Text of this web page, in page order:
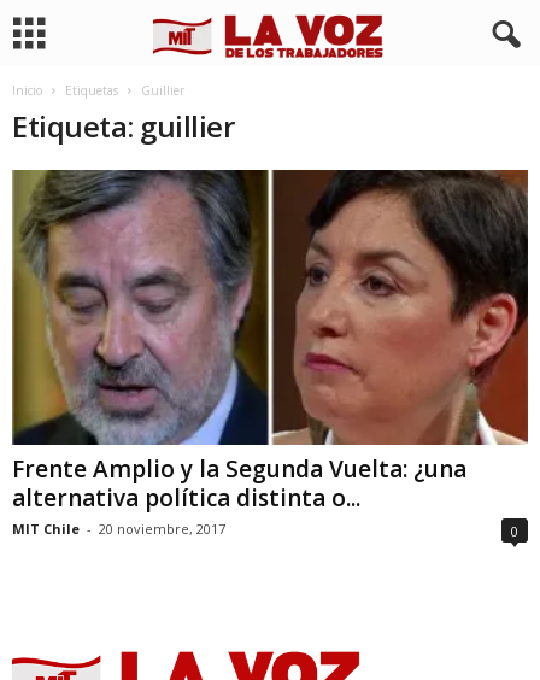
Inicio Etiquetas Guillier
Etiqueta: guillier
Frente Amplio y la Segunda Vuelta: ¿una
alternativa política distinta o...
MIT Chile - 20 noviembre, 2017 0